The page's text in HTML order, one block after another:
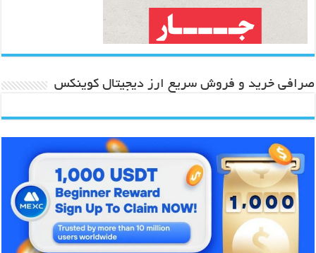
صرافی خرید و فروش سریع ارز دیجیتال کوینکس